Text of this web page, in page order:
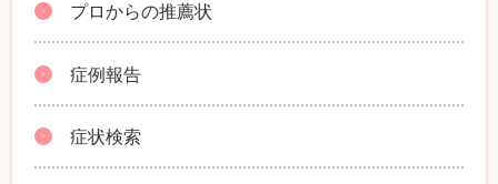
プロからの推薦状
症例報告
症状検索